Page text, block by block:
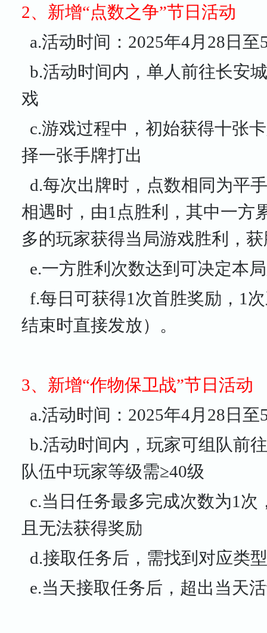
2、新增“点数之争”节日活动
a.活动时间：2025年4月28日
b.活动时间内，单人前往长安
戏
c.游戏过程中，初始获得十张
择一张手牌打出
d.每次出牌时，点数相同为平
相遇时，由1点胜利，其中一方
多的玩家获得当局游戏胜利，
e.一方胜利次数达到可决定本
f.每日可获得1次首胜奖励，1
结束时直接发放）。
3、新增“作物保卫战”节日活动
a.活动时间：2025年4月28日
b.活动时间内，玩家可组队前
队伍中玩家等级需≥40级
c.当日任务最多完成次数为1
且无法获得奖励
d.接取任务后，需找到对应类
e.当天接取任务后，超出当天